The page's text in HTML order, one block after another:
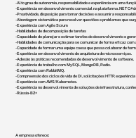
- Alto grau de autonomia, responsabilidade e experiência em uma
- Experiência em desenvolvimento comercial na plataforma .NET C#
- Proatividade, disposição para tomar decisões e assumir a
- Abordagem sistemática para resolver questões e problemas que
- Experiência com Agile Scrum
- Habilidades de decomposição de tarefas
- Capacidade de planejar e estimar tarefas de desenvolvimento e
- Habilidades de comunicação para se comunicar de forma eficaz com
- Capacidade de formar uma equipe coesa que possa colaborar de
- Experiência em desenvolvimento de arquitetura de microsserviços.
- Adesão às práticas recomendadas de desenvolvimento de software.
- Experiência de trabalho com MySQL, MongoDB, Redis.
- Experiência com RabbitMQ.
- Compreensão dos ciclos de vida de DI, solicitações HTTP, experiência
- Experiência com AWS/Kubernetes.
- Experiência no desenvolvimento de soluções de infraestrutura,
- Rússia - B2+
A empresa oferece: